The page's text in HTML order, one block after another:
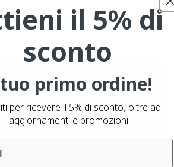
il 5% di
sconto
primo ordine!
per ricevere il 5% di sconto, oltre ad
aggiornamenti e promozioni.